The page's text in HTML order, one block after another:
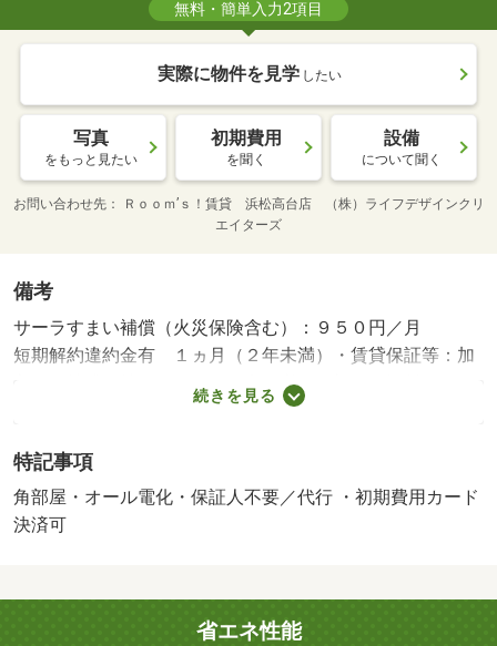
無料・簡単入力2項目
実際に物件を見学 したい
写真
をもっと見たい
初期費用
を聞く
設備
について聞く
お問い合わせ先
Ｒｏｏｍ’ｓ！賃貸 浜松高台店 （株）ライフデザインクリ
エイターズ
備考
サーラすまい補償（火災保険含む）：９５０円／月
短期解約違約金有 １ヵ月（２年未満）・賃貸保証等：加
入要（株式会社エポスカード利用必須 初回保証料・・・
月額賃料等の６０％ 月額保証料・・・総賃料の１．
探しはルームズ賃貸へ！・バイク置場：なし・駐輪場：有
続きを見る
特記事項
角部屋・オール電化・保証人不要／代行 ・初期費用カード
決済可
省エネ性能